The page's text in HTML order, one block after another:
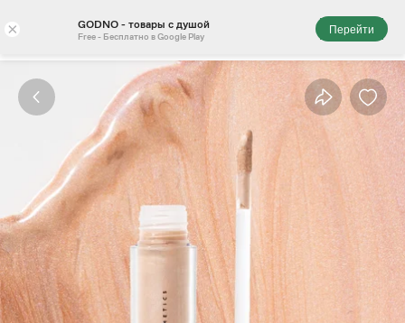
× GODNO - товары с душой
Free - Бесплатно в Google Play
Перейти